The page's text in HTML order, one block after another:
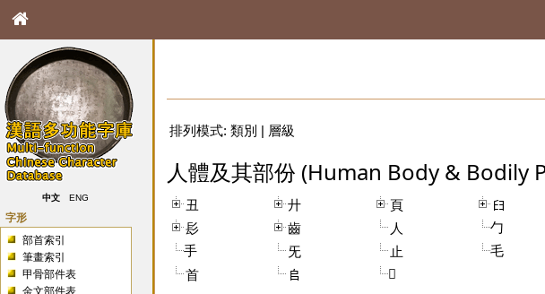
中文 ENG
字形
部首索引
筆畫索引
甲骨部件表
金文部件表
排列模式: 類別 | 層級
人體及其部份 (Human Body & Bodily
丑 廾 頁 𦥑
髟
齒 人 勹
手
旡 止 毛
首
𠂤 𠬜